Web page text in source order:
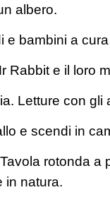
albero.
e bambini a
Rabbit e il loro
Letture con gli
e scendi in
Tavola rotonda a
in natura.